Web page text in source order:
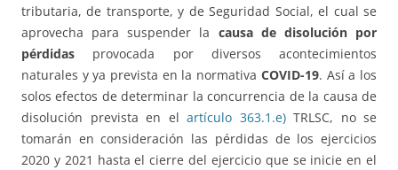
tributaria, de transporte, y de Seguridad Social, el cual se
aprovecha para suspender la causa de disolución por
pérdidas provocada por diversos acontecimientos
naturales y ya prevista en la normativa COVID-19. Así a los
solos efectos de determinar la concurrencia de la causa de
disolución prevista en el artículo 363.1.e)TRLSC, no se
tomarán en consideración las pérdidas de los ejercicios
2020 y 2021 hasta el cierre del ejercicio que se inicie en el